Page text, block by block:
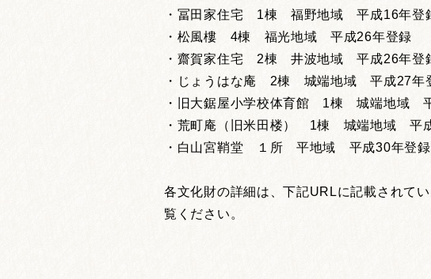
・冨田家住宅 1棟 福野地域 平成16年登
・松風樓 4棟 福光地域 平成26年登録
・齋賀家住宅 2棟 井波地域 平成26年登
・じょうはな庵 2棟 城端地域 平成27年
・旧大鋸屋小学校体育館 1棟 城端地域
・荒町庵（旧米田楼） 1棟 城端地域 平
・白山宮鞘堂 １所 平地域 平成30年登録
各文化財の詳細は、下記URLに記載されて
覧ください。